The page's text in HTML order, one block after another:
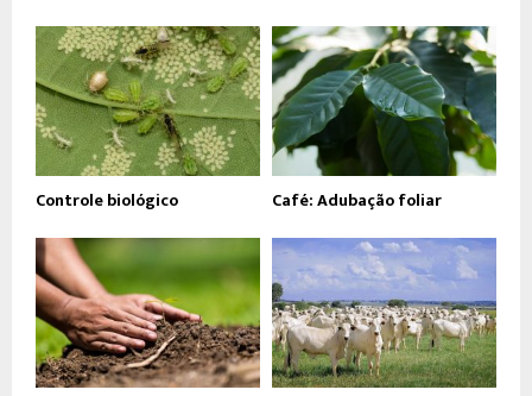
Controle biológico Café: Adubação foliar